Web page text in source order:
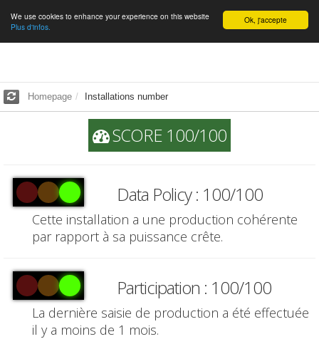
English Ok, j'accepte
We use cookies to enhance your experience on this website
Plus d'infos.
Homepage Installations number
SCORE 100/100
Data Policy : 100/100
Cette installation a une production cohérente
par rapport à sa puissance crête.
Participation : 100/100
La dernière saisie de production a été effectuée
il y a moins de 1 mois.